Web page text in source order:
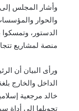
وأشار المجلس إلى
والحوار
الدستور، وتمسكوا
منصة لمشاريع
ورأى البيان أن
الداخل والخارج
خالد مرجعية
تحويلها إلى أداة